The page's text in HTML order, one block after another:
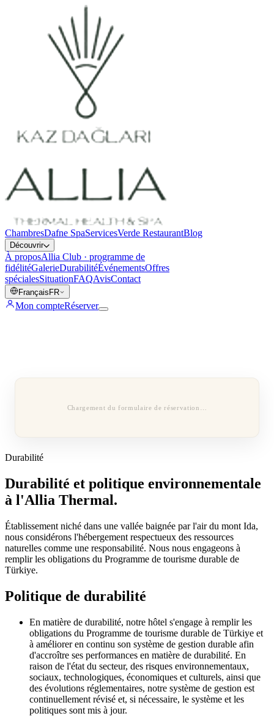
ChambresDafne SpaServicesVerde RestaurantBlog
Découvrir
À proposAllia Club · programme de
fidélitéGalerieDurabilitéÉvénementsOffres
spécialesSituationFAQAvisContact
Français FR
Mon compteRéserver
Chargement du formulaire de réservation…
Durabilité
Durabilité et politique environnementale
à l'Allia Thermal.
Établissement niché dans une vallée baignée par l'air du mont Ida,
nous considérons l'hébergement respectueux des ressources
naturelles comme une responsabilité. Nous nous engageons à
remplir les obligations du Programme de tourisme durable de
Türkiye.
Politique de durabilité
En matière de durabilité, notre hôtel s'engage à remplir les
obligations du Programme de tourisme durable de Türkiye et
à améliorer en continu son système de gestion durable afin
d'accroître ses performances en matière de durabilité. En
raison de l'état du secteur, des risques environnementaux,
sociaux, technologiques, économiques et culturels, ainsi que
des évolutions réglementaires, notre système de gestion est
continuellement révisé et, si nécessaire, le système et les
politiques sont mis à jour.